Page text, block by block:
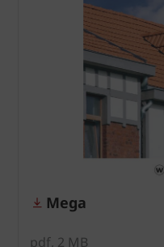
Mega
pdf, 2 MB